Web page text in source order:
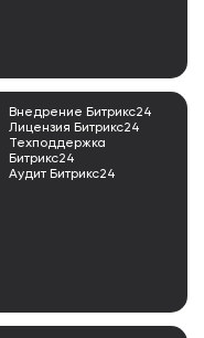
Внедрение Битрикс24
Лицензия Битрикс24
Техподдержка
Битрикс24
Аудит Битрикс24